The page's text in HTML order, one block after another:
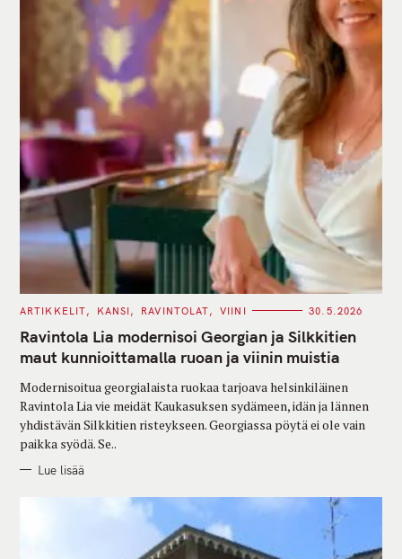
C
T
E
G
O
I
E
S
ARTIKKELIT KANSI RAVINTOLAT VIINI 30.5.2026
Ravintola Lia modernisoi Georgian ja Silkkitien
maut kunnioittamalla ruoan ja viinin muistia
Modernisoitua georgialaista ruokaa tarjoava helsinkiläinen
Ravintola Lia vie meidät Kaukasuksen sydämeen, idän ja lännen
yhdistävän Silkkitien risteykseen. Georgiassa pöytä ei ole vain
paikka syödä. Se..
Lue lisää